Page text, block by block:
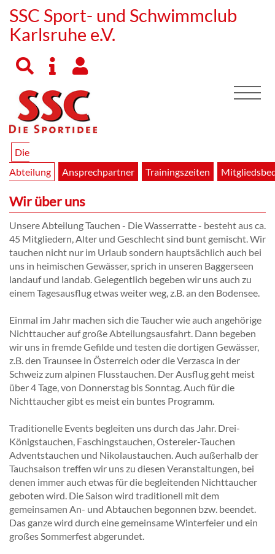
SSC Sport- und Schwimmclub
Karlsruhe e.V.
Die
Abteilung
Ansprechpartner Trainingszeiten
Wir über uns
Unsere Abteilung Tauchen - Die Wasserratte - besteht aus ca.
45 Mitgliedern, Alter und Geschlecht sind bunt gemischt. Wir
tauchen nicht nur im Urlaub sondern hauptsächlich auch bei
uns in heimischen Gewässer, sprich in unseren Baggerseen
landauf und landab. Gelegentlich begeben wir uns auch zu
einem Tagesausflug etwas weiter weg, z.B. an den Bodensee.
Einmal im Jahr machen sich die Taucher wie auch angehörige
Nichttaucher auf große Abteilungsausfahrt. Dann begeben
wir uns in fremde Gefilde und testen die dortigen Gewässer,
z.B. den Traunsee in Österreich oder die Verzasca in der
Schweiz zum alpinen Flusstauchen. Der Ausflug geht meist
über 4 Tage, von Donnerstag bis Sonntag. Auch für die
Nichttaucher gibt es meist ein buntes Programm.
Traditionelle Events begleiten uns durch das Jahr. Drei-
Königstauchen, Faschingstauchen, Ostereier-Tauchen
Adventstauchen und Nikolaustauchen. Auch außerhalb der
Tauchsaison treffen wir uns zu diesen Veranstaltungen, bei
denen immer auch etwas für die begleitenden Nichttaucher
geboten wird. Die Saison wird traditionell mit dem
gemeinsamen An- und Abtauchen begonnen bzw. beendet.
Das ganze wird durch eine gemeinsame Winterfeier und ein
großes Sommerfest abgerundet.